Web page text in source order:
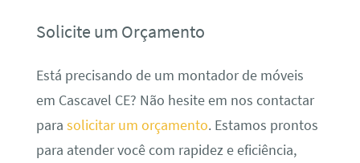
Solicite um Orçamento
Está precisando de um montador de móveis
em Cascavel CE? Não hesite em nos contactar
para solicitar um orçamento. Estamos prontos
para atender você com rapidez e eficiência,